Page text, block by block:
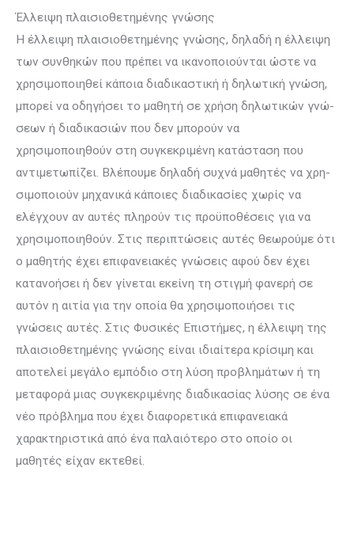
Έλλειψη πλαισιοθετημένης γνώσης
Η έλλειψη πλαισιοθετημένης γνώσης, δηλαδή η έλλειψη
των συνθηκών που πρέπει να ικανοποιούνται ώστε να
χρησιμοποιηθεί κάποια διαδικαστική ή δηλω­τική γνώση,
μπορεί να οδηγήσει το μαθητή σε χρήση δηλωτικών γνώ­
σε­ων ή διαδικασιών που δεν μπορούν να
χρησιμοποιηθούν στη συγκε­κριμένη κα­τά­σταση που
αντιμετωπίζει. Βλέπουμε δηλαδή συχνά μαθητές να χρη­
σιμο­ποι­ούν μηχανικά κάποιες διαδικασίες χωρίς να
ελέγχουν αν αυτές πληρούν τις προϋποθέσεις για να
χρησιμοποιηθούν. Στις περιπτώσεις αυτές θεωρούμε ότι
ο μαθητής έχει επιφανειακές γνώσεις αφού δεν έχει
κατανοήσει ή δεν γίνεται εκείνη τη στιγμή φανερή σε
αυτόν η αιτία για την οποία θα χρησιμοποιήσει τις
γνώσεις αυτές. Στις Φυσικές Επιστήμες, η έλλειψη της
πλαισιοθετημένης γνώσης είναι ιδιαίτερα κρίσιμη και
αποτελεί μεγάλο εμπόδιο στη λύση προβλημάτων ή τη
μεταφορά μιας συγκεκριμένης διαδικασίας λύσης σε ένα
νέο πρόβλημα που έχει διαφορετικά επιφανειακά
χαρακτηριστικά από ένα παλαιότερο στο οποίο οι
μαθητές είχαν εκτεθεί.